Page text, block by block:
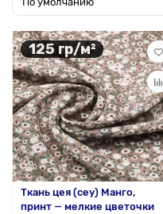
125 гр/м²
Ткань цея (cey) Манго,
принт — мелкие цветочки